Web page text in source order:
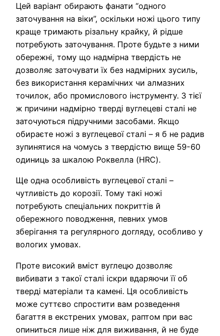
Цей варіант обирають фанати “одного
заточування на віки”, оскільки ножі цього типу
краще тримають різальну крайку, й рідше
потребують заточування. Проте будьте з ними
обережні, тому що надмірна твердість не
дозволяє заточувати їх без надмірних зусиль,
без використання керамічних чи алмазних
точилок, або промислового інструменту. З тієї
ж причини надмірно тверді вуглецеві сталі не
заточуються підручними засобами. Якщо
обираєте ножі з вуглецевої сталі – я б не радив
зупинятися на чомусь з твердістю вище 59-60
одиниць за шкалою Роквелла (HRC).
Ще одна особливість вуглецевої сталі –
чутливість до корозії. Тому такі ножі
потребують спеціальних покриттів й
обережного поводження, певних умов
зберігання та регулярного догляду, особливо у
вологих умовах.
Проте високий вміст вуглецю дозволяє
вибивати з такої сталі іскри вдаряючи її об
тверді матеріали та камені. Ця особливість
може суттєво спростити вам розведення
багаття в екстрених умовах, раптом при вас
опиниться лише ніж для виживання, й не буде